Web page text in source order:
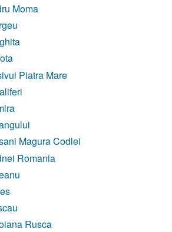
Moma
Piatra Mare
Magura Codlei
Romania
Rusca